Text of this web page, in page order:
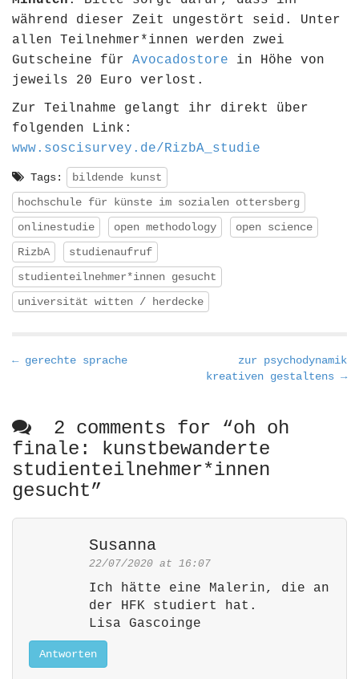
während dieser Zeit ungestört seid. Unter
allen Teilnehmer*innen werden zwei
Gutscheine für Avocadostore in Höhe von
jeweils 20 Euro verlost.
Zur Teilnahme gelangt ihr direkt über
folgenden Link:
www.soscisurvey.de/RizbA_studie
Tags:
bildende kunst
hochschule für künste im sozialen ottersberg
onlinestudie
open methodology
open science
RizbA
studienaufruf
studienteilnehmer*innen gesucht
universität witten / herdecke
P
t
n
a
v
← gerechte sprache
zur psychodynamik
kreativen gestaltens →
2 comments for “oh oh
finale: kunstbewanderte
studienteilnehmer*innen
gesucht”
Susanna
22/07/2020 at 16:07
Ich hätte eine Malerin, die an
der HFK studiert hat.
Lisa Gascoinge
Antworten